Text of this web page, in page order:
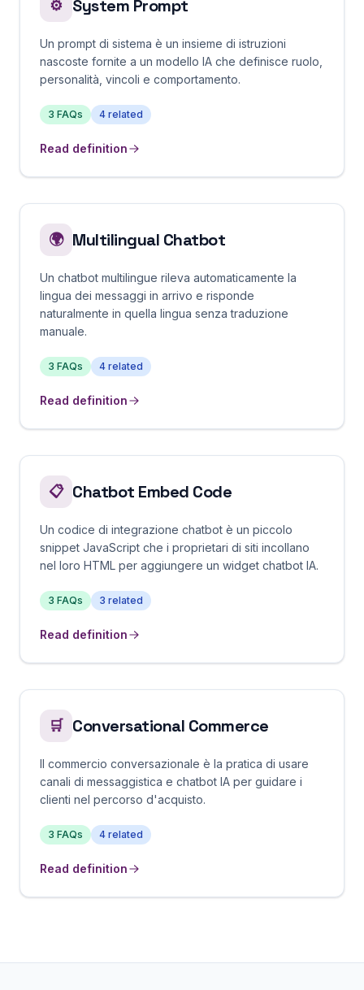
⚙️ System Prompt
Un prompt di sistema è un insieme di istruzioni
nascoste fornite a un modello IA che definisce ruolo,
personalità, vincoli e comportamento.
3 FAQs 4 related
Read definition
🌍 Multilingual Chatbot
Un chatbot multilingue rileva automaticamente la
lingua dei messaggi in arrivo e risponde
naturalmente in quella lingua senza traduzione
manuale.
3 FAQs 4 related
Read definition
📋 Chatbot Embed Code
Un codice di integrazione chatbot è un piccolo
snippet JavaScript che i proprietari di siti incollano
nel loro HTML per aggiungere un widget chatbot IA.
3 FAQs 3 related
Read definition
🛒 Conversational Commerce
Il commercio conversazionale è la pratica di usare
canali di messaggistica e chatbot IA per guidare i
clienti nel percorso d'acquisto.
3 FAQs 4 related
Read definition